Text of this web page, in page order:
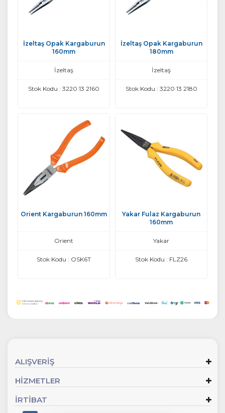
İzeltaş Opak Kargaburun
160mm
İzeltaş
Stok Kodu : 3220 13 2160
İzeltaş Opak Kargaburun
180mm
İzeltaş
Stok Kodu : 3220 13 2180
Orient Kargaburun 160mm
Orient
Stok Kodu : OSK6T
Yakar Fulaz Kargaburun
160mm
Yakar
Stok Kodu : FLZ26
ALIŞVERİŞ
HİZMETLER
İRTİBAT